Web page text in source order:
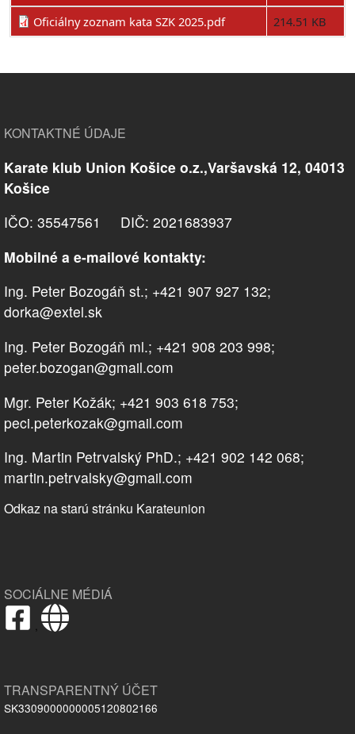
Oficiálny zoznam kata SZK 2025.pdf
214.51 KB
KONTAKTNÉ ÚDAJE
Karate klub Union Košice o.z.,Varšavská 12, 04013
Košice
IČO: 35547561 DIČ: 2021683937
Mobilné a e-mailové kontakty:
Ing. Peter Bozogáň st.; +421 907 927 132;
dorka@extel.sk
Ing. Peter Bozogáň ml.; +421 908 203 998;
peter.bozogan@gmail.com
Mgr. Peter Kožák; +421 903 618 753;
peci.peterkozak@gmail.com
Ing. Martin Petrvalský PhD.; +421 902 142 068;
martin.petrvalsky@gmail.com
Odkaz na starú stránku Karateunion
SOCIÁLNE MÉDIÁ
,
TRANSPARENTNÝ ÚČET
SK3309000000005120802166